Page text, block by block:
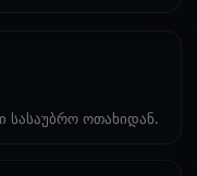
ოთახიდან.